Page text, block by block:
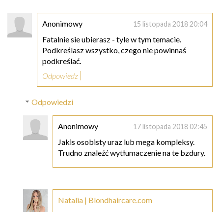
Anonimowy 15 listopada 2018 20:04
Fatalnie sie ubierasz - tyle w tym temacie.
Podkreślasz wszystko, czego nie powinnaś
podkreślać.
Odpowiedz
Odpowiedzi
Anonimowy 17 listopada 2018 02:45
Jakis osobisty uraz lub mega kompleksy.
Trudno znaleźć wytłumaczenie na te bzdury.
Natalia | Blondhaircare.com